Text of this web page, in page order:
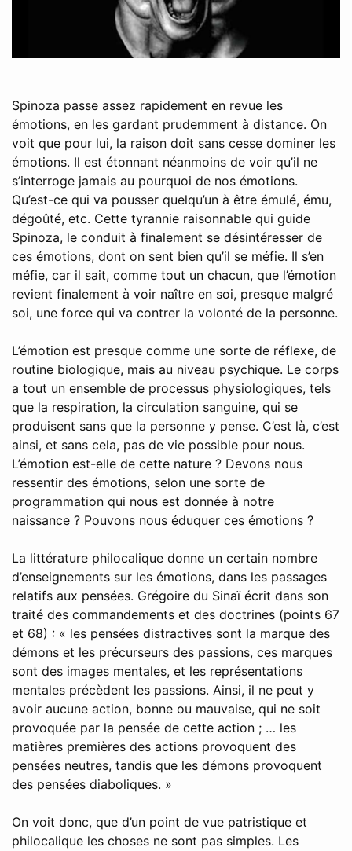
Spinoza passe assez rapidement en revue les
émotions, en les gardant prudemment à distance. On
voit que pour lui, la raison doit sans cesse dominer les
émotions. Il est étonnant néanmoins de voir qu’il ne
s’interroge jamais au pourquoi de nos émotions.
Qu’est-ce qui va pousser quelqu’un à être émulé, ému,
dégoûté, etc. Cette tyrannie raisonnable qui guide
Spinoza, le conduit à finalement se désintéresser de
ces émotions, dont on sent bien qu’il se méfie. Il s’en
méfie, car il sait, comme tout un chacun, que l’émotion
revient finalement à voir naître en soi, presque malgré
soi, une force qui va contrer la volonté de la personne.
L’émotion est presque comme une sorte de réflexe, de
routine biologique, mais au niveau psychique. Le corps
a tout un ensemble de processus physiologiques, tels
que la respiration, la circulation sanguine, qui se
produisent sans que la personne y pense. C’est là, c’est
ainsi, et sans cela, pas de vie possible pour nous.
L’émotion est-elle de cette nature ? Devons nous
ressentir des émotions, selon une sorte de
programmation qui nous est donnée à notre
naissance ? Pouvons nous éduquer ces émotions ?
La littérature philocalique donne un certain nombre
d’enseignements sur les émotions, dans les passages
relatifs aux pensées. Grégoire du Sinaï écrit dans son
traité des commandements et des doctrines (points 67
et 68) : « les pensées distractives sont la marque des
démons et les précurseurs des passions, ces marques
sont des images mentales, et les représentations
mentales précèdent les passions. Ainsi, il ne peut y
avoir aucune action, bonne ou mauvaise, qui ne soit
provoquée par la pensée de cette action ; … les
matières premières des actions provoquent des
pensées neutres, tandis que les démons provoquent
des pensées diaboliques. »
On voit donc, que d’un point de vue patristique et
philocalique les choses ne sont pas simples. Les